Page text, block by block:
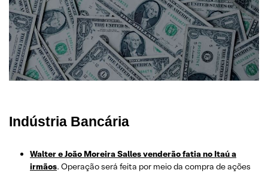
Indústria Bancária
Walter e João Moreira Salles venderão fatia no Itaú a
irmãos. Operação será feita por meio da compra de ações